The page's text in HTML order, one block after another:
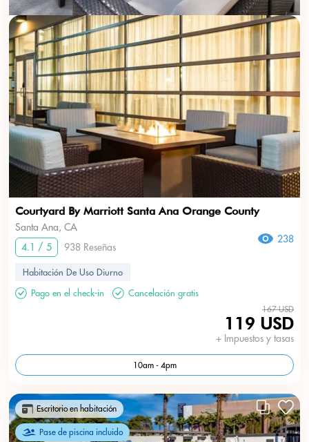
Courtyard By Marriott Santa Ana Orange County
Santa Ana, CA
4.1 / 5
938 Reseñas
238
Habitación De Uso Diurno
Pago en el check-in
Cancelación gratis
167 USD
119 USD
+ Impuestos y tasas
10am - 4pm
Escritorio en habitación
Pase de piscina incluido